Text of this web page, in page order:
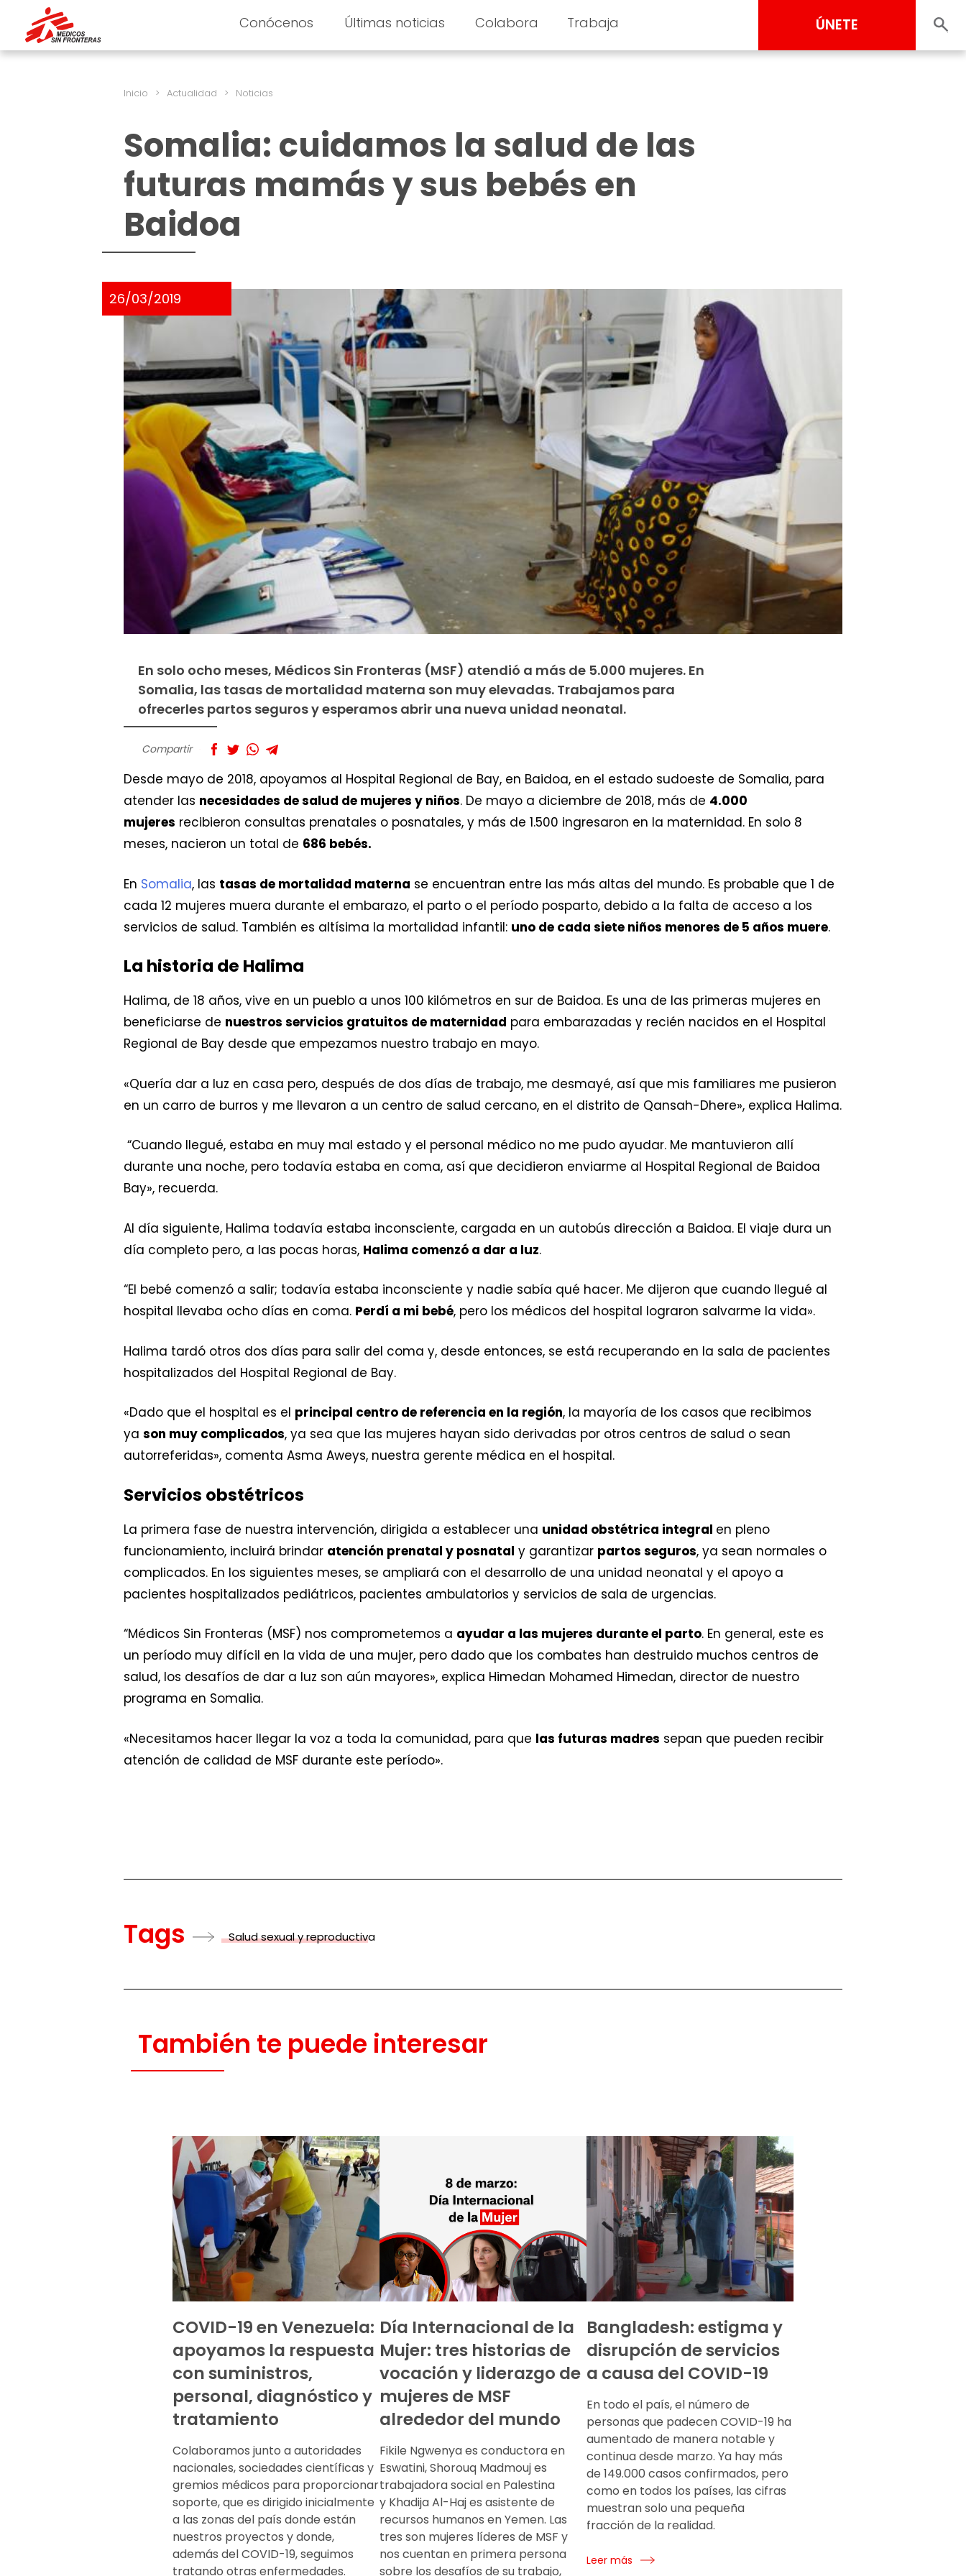
Conócenos Últimas noticias Colabora Trabaja ÚNETE
Inicio > Actualidad > Noticias
Somalia: cuidamos la salud de las
futuras mamás y sus bebés en
Baidoa
26/03/2019
En solo ocho meses, Médicos Sin Fronteras (MSF) atendió a más de 5.000 mujeres. En
Somalia, las tasas de mortalidad materna son muy elevadas. Trabajamos para
ofrecerles partos seguros y esperamos abrir una nueva unidad neonatal.
Compartir
Desde mayo de 2018, apoyamos al Hospital Regional de Bay, en Baidoa, en el estado sudoeste de Somalia, para
atender las necesidades de salud de mujeres y niños. De mayo a diciembre de 2018, más de 4.000
mujeres recibieron consultas prenatales o posnatales, y más de 1.500 ingresaron en la maternidad. En solo 8
meses, nacieron un total de 686 bebés.
En Somalia, las tasas de mortalidad materna se encuentran entre las más altas del mundo. Es probable que 1 de
cada 12 mujeres muera durante el embarazo, el parto o el período posparto, debido a la falta de acceso a los
servicios de salud. También es altísima la mortalidad infantil: uno de cada siete niños menores de 5 años muere.
La historia de Halima
Halima, de 18 años, vive en un pueblo a unos 100 kilómetros en sur de Baidoa. Es una de las primeras mujeres en
beneficiarse de nuestros servicios gratuitos de maternidad para embarazadas y recién nacidos en el Hospital
Regional de Bay desde que empezamos nuestro trabajo en mayo.
«Quería dar a luz en casa pero, después de dos días de trabajo, me desmayé, así que mis familiares me pusieron
en un carro de burros y me llevaron a un centro de salud cercano, en el distrito de Qansah-Dhere», explica Halima.
“Cuando llegué, estaba en muy mal estado y el personal médico no me pudo ayudar. Me mantuvieron allí
durante una noche, pero todavía estaba en coma, así que decidieron enviarme al Hospital Regional de Baidoa
Bay», recuerda.
Al día siguiente, Halima todavía estaba inconsciente, cargada en un autobús dirección a Baidoa. El viaje dura un
día completo pero, a las pocas horas, Halima comenzó a dar a luz.
“El bebé comenzó a salir; todavía estaba inconsciente y nadie sabía qué hacer. Me dijeron que cuando llegué al
hospital llevaba ocho días en coma. Perdí a mi bebé, pero los médicos del hospital lograron salvarme la vida».
Halima tardó otros dos días para salir del coma y, desde entonces, se está recuperando en la sala de pacientes
hospitalizados del Hospital Regional de Bay.
«Dado que el hospital es el principal centro de referencia en la región, la mayoría de los casos que recibimos
ya son muy complicados, ya sea que las mujeres hayan sido derivadas por otros centros de salud o sean
autorreferidas», comenta Asma Aweys, nuestra gerente médica en el hospital.
Servicios obstétricos
La primera fase de nuestra intervención, dirigida a establecer una unidad obstétrica integral en pleno
funcionamiento, incluirá brindar atención prenatal y posnatal y garantizar partos seguros, ya sean normales o
complicados. En los siguientes meses, se ampliará con el desarrollo de una unidad neonatal y el apoyo a
pacientes hospitalizados pediátricos, pacientes ambulatorios y servicios de sala de urgencias.
“Médicos Sin Fronteras (MSF) nos comprometemos a ayudar a las mujeres durante el parto. En general, este es
un período muy difícil en la vida de una mujer, pero dado que los combates han destruido muchos centros de
salud, los desafíos de dar a luz son aún mayores», explica Himedan Mohamed Himedan, director de nuestro
programa en Somalia.
«Necesitamos hacer llegar la voz a toda la comunidad, para que las futuras madres sepan que pueden recibir
atención de calidad de MSF durante este período».
Tags Salud sexual y reproductiva
También te puede interesar
COVID-19 en Venezuela:
apoyamos la respuesta
con suministros,
personal, diagnóstico y
tratamiento
Colaboramos junto a autoridades
nacionales, sociedades científicas y
gremios médicos para proporcionar
soporte, que es dirigido inicialmente
a las zonas del país donde están
nuestros proyectos y donde,
además del COVID-19, seguimos
tratando otras enfermedades.
Día Internacional de la
Mujer: tres historias de
vocación y liderazgo de
mujeres de MSF
alrededor del mundo
Fikile Ngwenya es conductora en
Eswatini, Shorouq Madmouj es
trabajadora social en Palestina
y Khadija Al-Haj es asistente de
recursos humanos en Yemen. Las
tres son mujeres líderes de MSF y
nos cuentan en primera persona
sobre los desafíos de su trabajo,
Bangladesh: estigma y
disrupción de servicios
a causa del COVID-19
En todo el país, el número de
personas que padecen COVID-19 ha
aumentado de manera notable y
continua desde marzo. Ya hay más
de 149.000 casos confirmados, pero
como en todos los países, las cifras
muestran solo una pequeña
fracción de la realidad.
Leer más